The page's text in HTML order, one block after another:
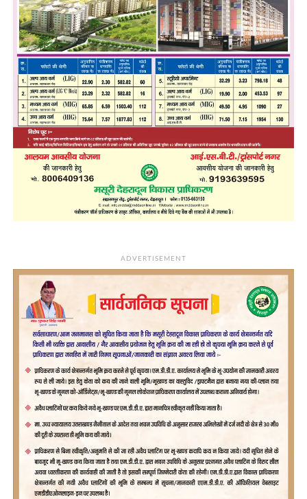
ADVERTISEMENT